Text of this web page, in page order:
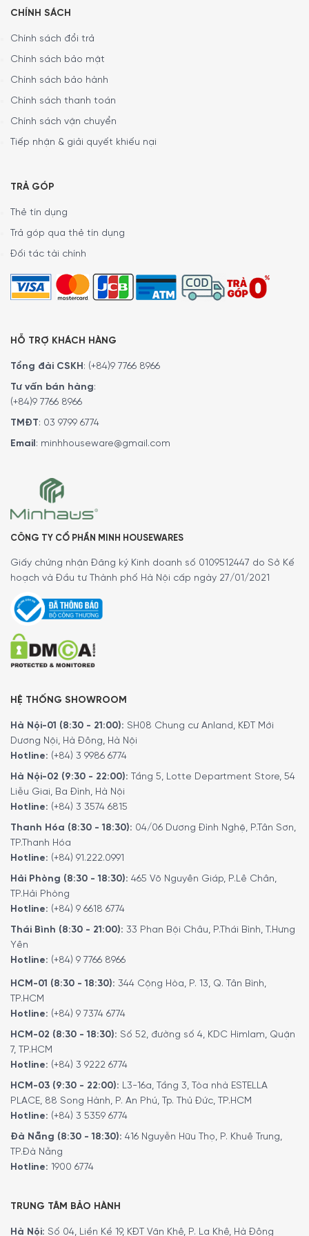
Thành phần Kem Đánh Răng Signal Milder
PEG 32, natri lauryl sulfat, hương thơm, kẹo cao su xenlulo,
natri florua, natri saccharin, mica, glycerin, canxi gluconat,
ppm F
Hướng dẫn sử dụng Kem Đánh Răng Signal
Milder Minz Geschmac Pokémon 6+
Geschmac Pokémon 6+ cỡ hạt đậu ít nhất hai lần một
ngày và đánh răng trong khoảng ba phút để các thành
phần chăm sóc và chất lượng cao có thể phát huy hết
Chờ khoảng 30 phút trước khi đánh răng để bề mặt men
Để đặt mua sản phẩm, Quý khách hàng vui lòng liên hệ:
Hotline:1900 6774hoặc024 7300 6774để nhận được
những tư vấn chi tiết và đặt mua sản phẩm.
gọi lại để xác nhận đơn hàng với quý khách.
Hoặc Quý khách có thể đến trực tiếp
nghiệm sản phẩm này.
CHÍNH SÁCH
Chính sách đổi trả
Chính sách bảo mật
Chính sách bảo hành
Chính sách thanh toán
Chính sách vận chuyển
Tiếp nhận & giải quyết khiếu nại
TRẢ GÓP
Thẻ tín dụng
Trả góp qua thẻ tín dụng
Đối tác tài chính
HỖ TRỢ KHÁCH HÀNG
Tổng đài CSKH : (+84)9 7766 8966
Tư vấn bán hàng:
(+84)9 7766 8966
TMĐT: 03 9799 6774
Email : minhhouseware@gmail.com
CÔNG TY CỔ PHẦN MINH HOUSEWARES
Giấy chứng nhận Đăng ký Kinh doanh số 0109512447 do Sở Kế
hoạch và Đầu tư Thành phố Hà Nội cấp ngày 27/01/2021
HỆ THỐNG SHOWROOM
Hà Nội-01 (8:30 - 21:00): SH08 Chung cư Anland, KĐT Mới
Dương Nội, Hà Đông, Hà Nội
Hotline: (+84) 3 9986 6774
Hà Nội-02 (9:30 - 22:00): Tầng 5, Lotte Department Store, 54
Liễu Giai, Ba Đình, Hà Nội
Hotline: (+84) 3 3574 6815
Thanh Hóa (8:30 - 18:30): 04/06 Dương Đình Nghệ, P.Tân Sơn,
TP.Thanh Hóa
Hotline: (+84) 91.222.0991
Hải Phòng (8:30 - 18:30): 465 Võ Nguyên Giáp, P.Lê Chân,
TP.Hải Phòng
Hotline: (+84) 9 6618 6774
Thái Bình (8:30 - 21:00): 33 Phan Bội Châu, P.Thái Bình, T.Hưng
Yên
Hotline: (+84) 9 7766 8966
HCM-01 (8:30 - 18:30): 344 Cộng Hòa, P. 13, Q. Tân Bình,
TP.HCM
Hotline: (+84) 9 7374 6774
HCM-02 (8:30 - 18:30): Số 52, đường số 4, KDC Himlam, Quận
7, TP.HCM
Hotline: (+84) 3 9222 6774
HCM-03 (9:30 - 22:00): L3-16a, Tầng 3, Tòa nhà ESTELLA
PLACE, 88 Song Hành, P. An Phú, Tp. Thủ Đức, TP.HCM
Hotline: (+84) 3 5359 6774
Đà Nẵng (8:30 - 18:30): 416 Nguyễn Hữu Thọ, P. Khuê Trung,
TP.Đà Nẵng
Hotline: 1900 6774
TRUNG TÂM BẢO HÀNH
Hà Nội: Số 04, Liền Kề 19, KĐT Văn Khê, P. La Khê, Hà Đông